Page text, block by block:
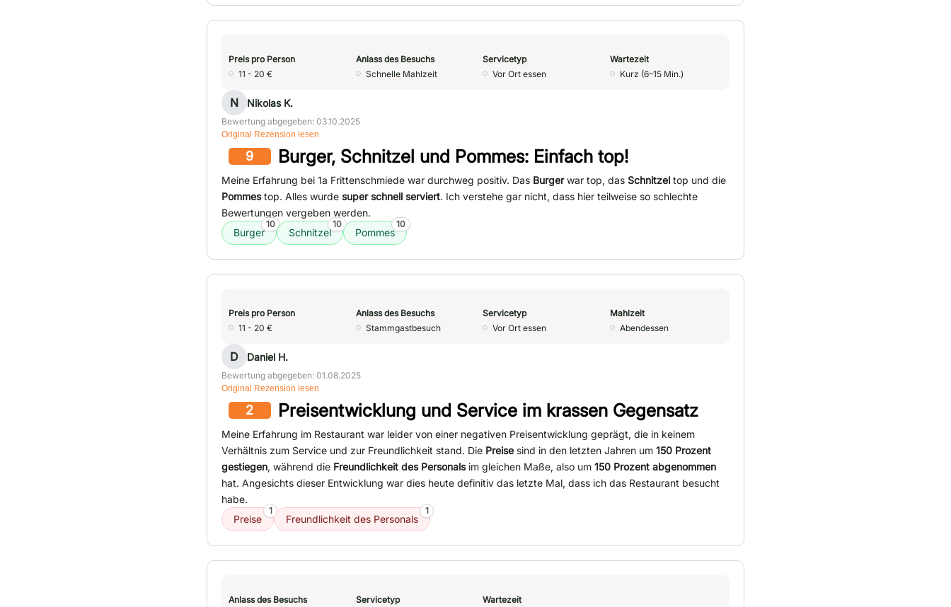
Preis pro Person
11 - 20 €
Anlass des Besuchs
Schnelle Mahlzeit
Servicetyp
Vor Ort essen
Wartezeit
Kurz (6–15 Min.)
N Nikolas K.
Bewertung abgegeben: 03.10.2025
Original Rezension lesen
9 Burger, Schnitzel und Pommes: Einfach top!
Meine Erfahrung bei 1a Frittenschmiede war durchweg positiv. Das Burgerwar top, das Schnitzel top und die
Pommestop. Alles wurde super schnell serviert. Ich verstehe gar nicht, dass hier teilweise so schlechte
Bewertungen vergeben werden.
Burger
10
Schnitzel
10
Pommes
10
Preis pro Person
11 - 20 €
Anlass des Besuchs
Stammgastbesuch
Servicetyp
Vor Ort essen
Mahlzeit
Abendessen
D Daniel H.
Bewertung abgegeben: 01.08.2025
Original Rezension lesen
2 Preisentwicklung und Service im krassen Gegensatz
Meine Erfahrung im Restaurant war leider von einer negativen Preisentwicklung geprägt, die in keinem
Verhältnis zum Service und zur Freundlichkeit stand. Die Preise sind in den letzten Jahren um 150 Prozent
gestiegen, während die Freundlichkeit des Personalsim gleichen Maße, also um 150 Prozent abgenommen
hat. Angesichts dieser Entwicklung war dies heute definitiv das letzte Mal, dass ich das Restaurant besucht
habe.
Preise
1
Freundlichkeit des Personals
1
Anlass des Besuchs
Servicetyp
Wartezeit